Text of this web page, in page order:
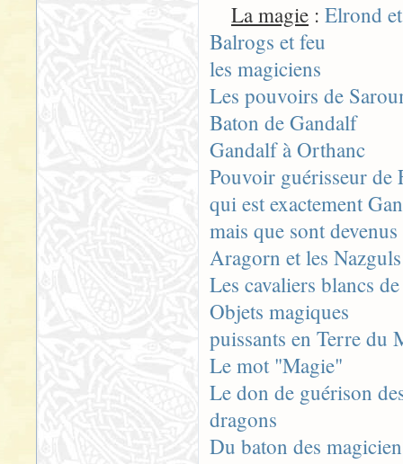
La magie : Elrond
Balrogs et feu
les magiciens
Les pouvoirs de
Baton de Gandalf
Gandalf à Orthanc
Pouvoir guérisseur de
qui est exactement
mais que sont
Aragorn et les Nazguls
Les cavaliers blancs
Objets magiques
puissants en Terre du
Le mot "Magie"
Le don de guérison
dragons
Du baton des